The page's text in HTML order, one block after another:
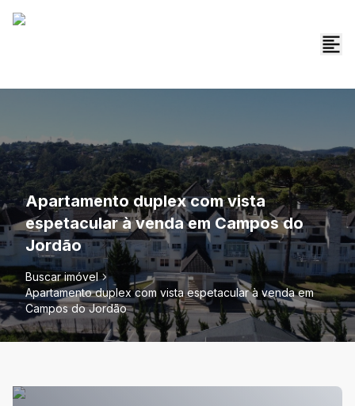
Apartamento duplex com vista
espetacular à venda em Campos do
Jordão
Buscar imóvel
Apartamento duplex com vista espetacular à venda em
Campos do Jordão